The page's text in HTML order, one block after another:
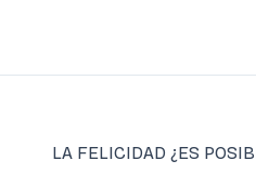
LA FELICIDAD ¿ES